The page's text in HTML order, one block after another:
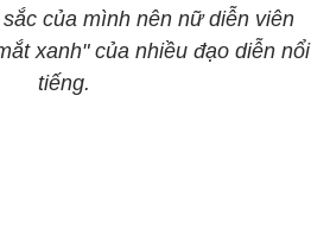
của mình nên nữ diễn viên
xanh" của nhiều đạo diễn nổi
tiếng.